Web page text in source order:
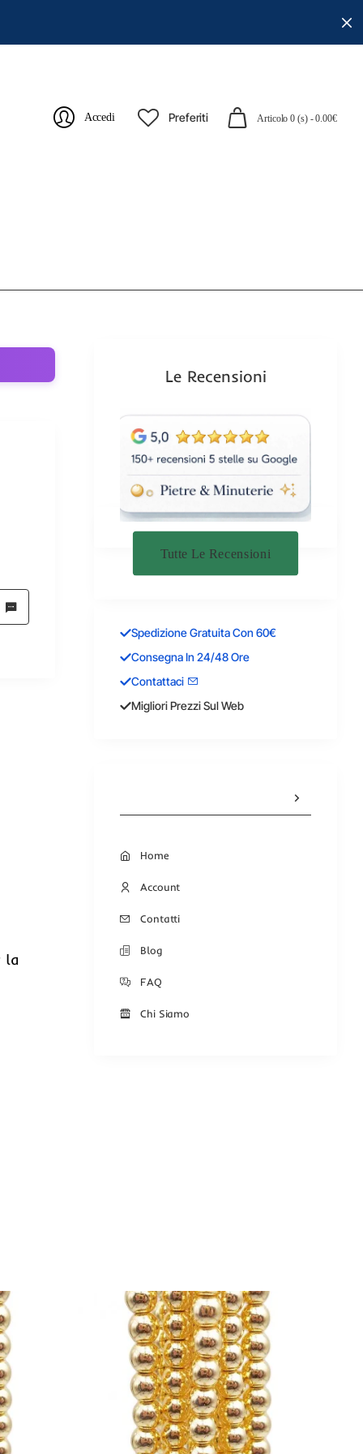
Accedi Preferiti Articolo 0 (s) - 0.00€
la
Le Recensioni
Tutte Le Recensioni
Spedizione Gratuita Con 60€
Consegna In 24/48 Ore
Contattaci
Migliori Prezzi Sul Web
Home
Account
Contatti
Blog
FAQ
Chi Siamo